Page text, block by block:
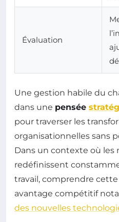
Évaluation
Une gestion habile du
dans une pensée
pour traverser les
organisationnelles sans
Dans un contexte où les
redéfinissent
travail, comprendre
avantage compétitif
des nouvelles